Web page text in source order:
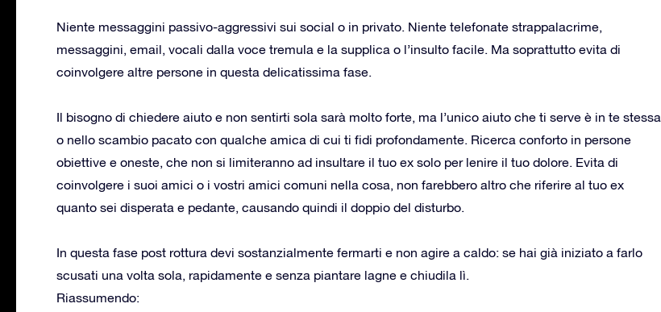
Niente messaggini passivo-aggressivi sui social o in privato. Niente telefonate strappalacrime,
messaggini, email, vocali dalla voce tremula e la supplica o l’insulto facile. Ma soprattutto evita di
coinvolgere altre persone in questa delicatissima fase.
Il bisogno di chiedere aiuto e non sentirti sola sarà molto forte, ma l’unico aiuto che ti serve è in te stessa
o nello scambio pacato con qualche amica di cui ti fidi profondamente. Ricerca conforto in persone
obiettive e oneste, che non si limiteranno ad insultare il tuo ex solo per lenire il tuo dolore. Evita di
coinvolgere i suoi amici o i vostri amici comuni nella cosa, non farebbero altro che riferire al tuo ex
quanto sei disperata e pedante, causando quindi il doppio del disturbo.
In questa fase post rottura devi sostanzialmente fermarti e non agire a caldo: se hai già iniziato a farlo
scusati una volta sola, rapidamente e senza piantare lagne e chiudila lì.
Riassumendo: